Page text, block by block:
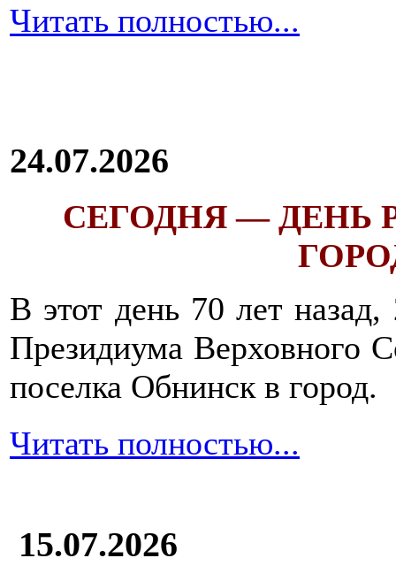
Читать полностью...
24.07.2026
СЕГОДНЯ — ДЕНЬ
В этот день 70 лет
Президиума Верховного
поселка Обнинск в город.
Читать полностью...
15.07.2026